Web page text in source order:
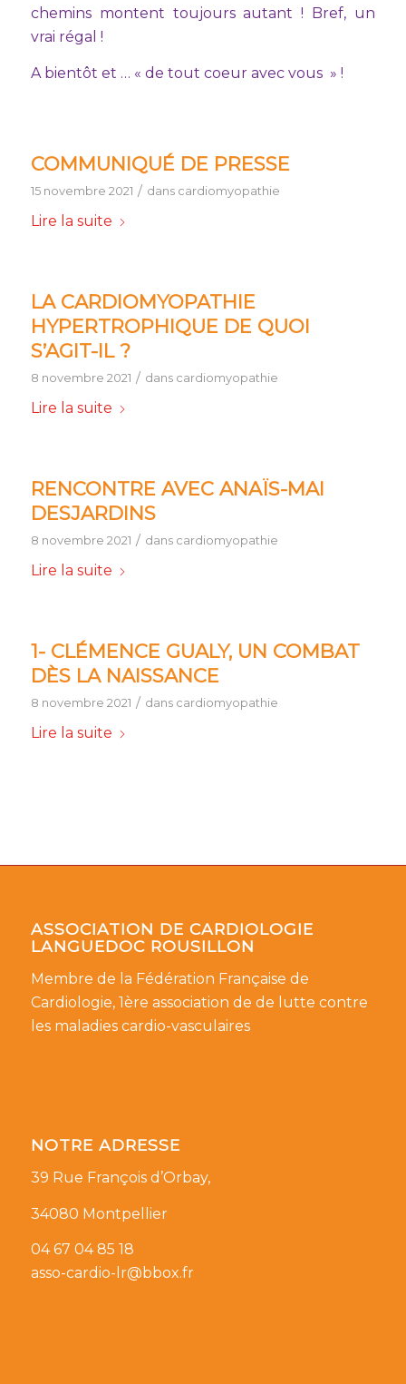
chemins montent toujours autant ! Bref, un
vrai régal !
A bientôt et … « de tout coeur avec vous » !
COMMUNIQUÉ DE PRESSE
15 novembre 2021 / dans cardiomyopathie
Lire la suite
LA CARDIOMYOPATHIE
HYPERTROPHIQUE DE QUOI
S’AGIT-IL ?
8 novembre 2021 / dans cardiomyopathie
Lire la suite
RENCONTRE AVEC ANAÏS-MAI
DESJARDINS
8 novembre 2021 / dans cardiomyopathie
Lire la suite
1- CLÉMENCE GUALY, UN COMBAT
DÈS LA NAISSANCE
8 novembre 2021 / dans cardiomyopathie
Lire la suite
ASSOCIATION DE CARDIOLOGIE
LANGUEDOC ROUSILLON
Membre de la Fédération Française de
Cardiologie, 1ère association de de lutte contre
les maladies cardio-vasculaires
NOTRE ADRESSE
39 Rue François d’Orbay,
34080 Montpellier
04 67 04 85 18
asso-cardio-lr@bbox.fr